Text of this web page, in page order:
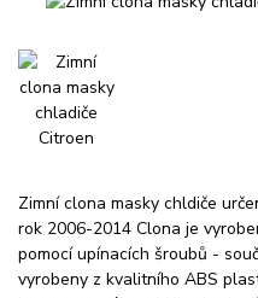
Zimní clona masky chldiče
rok 2006-2014 Clona je
pomocí upínacích šroubů -
vyrobeny z kvalitního ABS